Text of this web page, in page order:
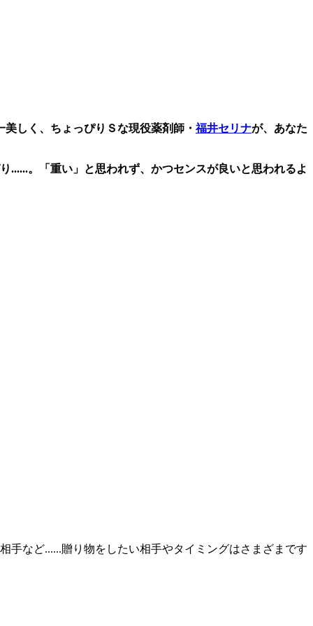
美しく、ちょっぴりＳな現役薬剤師・福井セリナが、あなた
。「重い」と思われず、かつセンスが良いと思われるよ
手など......贈り物をしたい相手やタイミングはさまざまです